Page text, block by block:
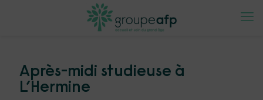
Après-midi studieuse à
L’Hermine